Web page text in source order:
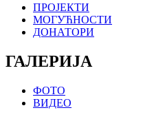
ПРОЈЕКТИ
МОГУЋНОСТИ
ДОНАТОРИ
ГАЛЕРИЈА
ФОТО
ВИДЕО